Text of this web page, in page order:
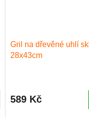
Gril na dřevěné uhlí
28x43cm
589 Kč